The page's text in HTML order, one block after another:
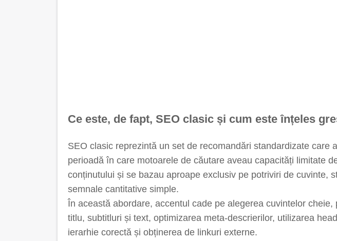
Ce este, de fapt, SEO clasic și cum este înțeles
SEO clasic reprezintă un set de recomandări standardizate care
perioadă în care motoarele de căutare aveau capacități limitate
conținutului și se bazau aproape exclusiv pe potriviri de cuvinte,
semnale cantitative simple.
În această abordare, accentul cade pe alegerea cuvintelor cheie,
titlu, subtitluri și text, optimizarea meta-descrierilor, utilizarea
ierarhie corectă și obținerea de linkuri externe.